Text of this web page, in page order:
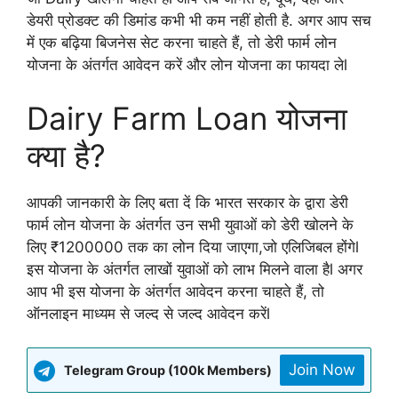
डेयरी प्रोडक्ट की डिमांड कभी भी कम नहीं होती है. अगर आप सच
में एक बढ़िया बिजनेस सेट करना चाहते हैं, तो डेरी फार्म लोन
योजना के अंतर्गत आवेदन करें और लोन योजना का फायदा लेl
Dairy Farm Loan योजना
क्या है?
आपकी जानकारी के लिए बता दें कि भारत सरकार के द्वारा डेरी
फार्म लोन योजना के अंतर्गत उन सभी युवाओं को डेरी खोलने के
लिए ₹1200000 तक का लोन दिया जाएगा,जो एलिजिबल होंगेl
इस योजना के अंतर्गत लाखों युवाओं को लाभ मिलने वाला हैl अगर
आप भी इस योजना के अंतर्गत आवेदन करना चाहते हैं, तो
ऑनलाइन माध्यम से जल्द से जल्द आवेदन करेंl
Telegram Group (100k Members) Join Now